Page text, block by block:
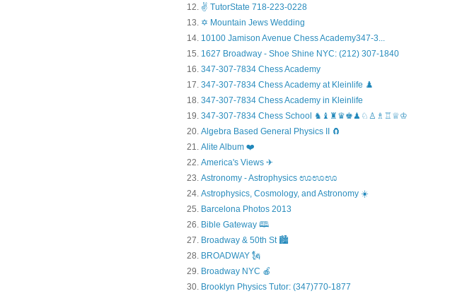
✌ TutorState 718-223-0228
✡ Mountain Jews Wedding
10100 Jamison Avenue Chess Academy347-3...
1627 Broadway - Shoe Shine NYC: (212) 307-1840
347-307-7834 Chess Academy
347-307-7834 Chess Academy at Kleinlife ♟️
347-307-7834 Chess Academy in Kleinlife
347-307-7834 Chess School ♞♝♜♛♚♟♘♙♗♖♕♔
Algebra Based General Physics II 🧲
Alite Album ❤️
America's Views ✈
Astronomy - Astrophysics ಊಊಊ
Astrophysics, Cosmology, and Astronomy ☀️
Barcelona Photos 2013
Bible Gateway 🕮
Broadway & 50th St 🏙️
BROADWAY 🗽
Broadway NYC 🍎
Brooklyn Physics Tutor: (347)770-1877